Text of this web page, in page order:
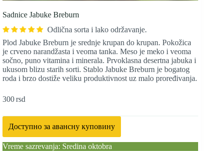
Sadnice Jabuke Breburn
Odlična sorta i lako održavanje.
Plod Jabuke Breburn je srednje krupan do krupan. Pokožica
je crveno narandžasta i veoma tanka. Meso je meko i veoma
sočno, puno vitamina i minerala. Prvoklasna desertna jabuka i
ukusom blizu starih sorti. Stablo Jabuke Breburn je bogatog
roda i brzo dostiže veliku produktivnost uz malo proređivanja.
300rsd
Доступно за авансну куповину
Vreme sazrevanja: Sredina oktobra